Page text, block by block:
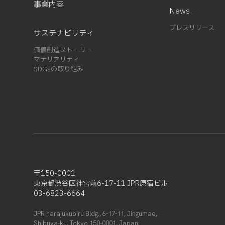
2022-11 (4)
2022-05 (3)
2021-09 (1)
2021-06 (1)
2021-05 (3)
2021-03 (2)
事業内容
サステナビリティ
価値創造ストーリー
マテリアリティ
SDGsの取り組み
News
プレスリリース
〒150-0001
東京都渋谷区神宮前6-17-11 JPR原宿ビル
03-6823-6664
JPR harajukubiru Bldg., 6-17-11, Jingumae,
Shibuya-ku, Tokyo 150-0001, Japan.